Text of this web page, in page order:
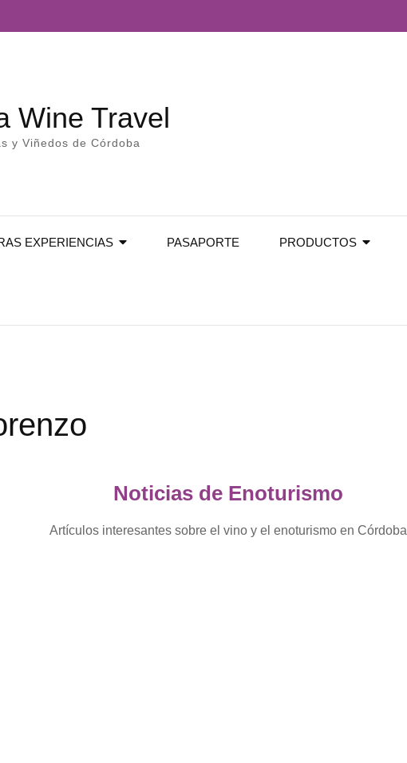
Wine Travel
y Viñedos de Córdoba
EXPERIENCIAS PASAPORTE PRODUCTOS
Noticias de Enoturismo
Artículos interesantes sobre el vino y el enoturismo en Córdoba